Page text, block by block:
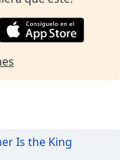
Is the King